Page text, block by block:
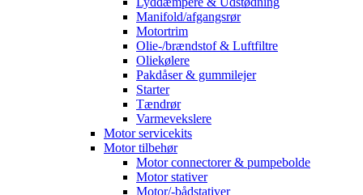
Manifold/afgangsrør
Motortrim
Olie-/brændstof & Luftfiltre
Oliekølere
Pakdåser & gummilejer
Starter
Tændrør
Varmevekslere
Motor servicekits
Motor tilbehør
Motor connectorer & pumpebolde
Motor stativer
Motor/-bådstativer